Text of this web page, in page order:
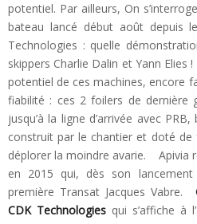
potentiel. Par ailleurs, On
bateau lancé début août depuis
Technologies : quelle
skippers Charlie Dalin et Yann
potentiel de ces machines, encore
fiabilité : ces 2 foilers de dernière
jusqu’à la ligne d’arrivée avec
construit par le chantier et doté de
déplorer la moindre avarie. Apivia
en 2015 qui, dès son
première Transat Jacques Vabre.
CDK Technologies qui s’affiche à